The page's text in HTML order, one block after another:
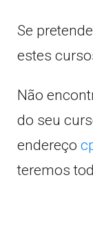
Se
estes
Não
do seu
endereço
teremos